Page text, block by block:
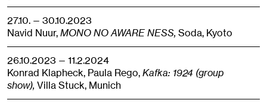
27.10. — 30.10.2023
Navid Nuur,MONO NO AWARE NESS, Soda, Kyoto
26.10.2023 — 11.2.2024
Konrad Klapheck, Paula Rego,Kafka: 1924 (group
show), Villa Stuck, Munich